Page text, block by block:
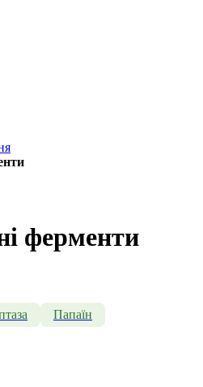
ферменти
Папаїн